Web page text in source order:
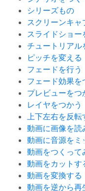
シリーズもの
スクリーンキャ
スライドショー
チュートリアル
ピッチを変える
フェードを行う
フェード効果を
プレビューをつ
レイヤをつかう
上下左右を反転
動画に画像を読
動画に音源をミ
動画をつくって
動画をカットす
動画を変換する
動画を逆から再